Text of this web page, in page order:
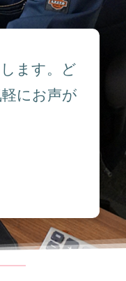
ます。ど
にお声が